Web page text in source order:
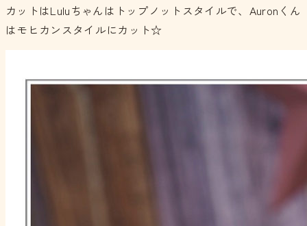
カットはLuluちゃんはトップノットスタイルで、Auronくん
はモヒカンスタイルにカット☆